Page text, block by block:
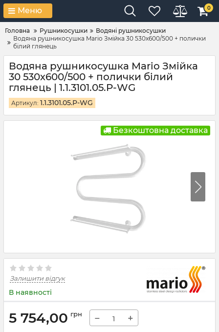
Меню 0
Головна Рушникосушки
Водяні рушникосушки
Водяна рушникосушка Mario Змійка 30 530х600/500 + полички
білий глянець
Водяна рушникосушка Mario Змійка
30 530х600/500 + полички білий
глянець | 1.1.3101.05.P-WG
Артикул: 1.1.3101.05.P-WG
Безкоштовна доставка
Залишити відгук
В наявності
5 754,00 грн − +